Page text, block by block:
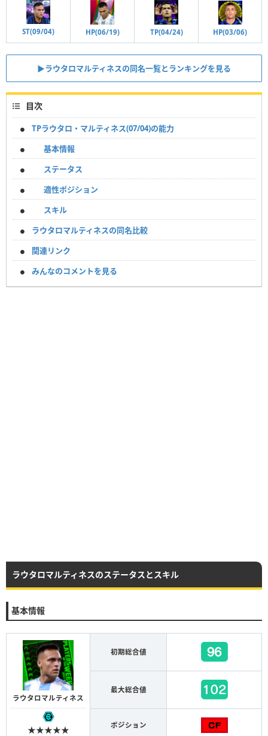
ST(09/04) HP(06/19) TP(04/24) HP(03/06)
▶︎ラウタロマルティネスの同名一覧とランキングを見る
目次
TPラウタロ・マルティネス(07/04)の能力
基本情報
ステータス
適性ポジション
スキル
ラウタロマルティネスの同名比較
関連リンク
みんなのコメントを見る
ラウタロマルティネスのステータスとスキル
基本情報
ラウタロマルティネス
★★★★★
初期総合値
最大総合値
ポジション